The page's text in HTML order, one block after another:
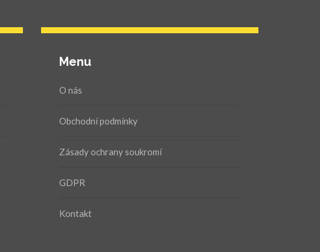
Menu
O nás
Obchodní podmínky
Zásady ochrany soukromí
GDPR
Kontakt